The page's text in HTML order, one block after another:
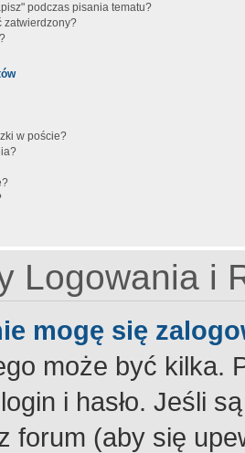
podczas pisania tematu?
zatwierdzony?
w poście?
Logowania i
mogę się
może być kilka.
i hasło. Jeśli
forum (aby się